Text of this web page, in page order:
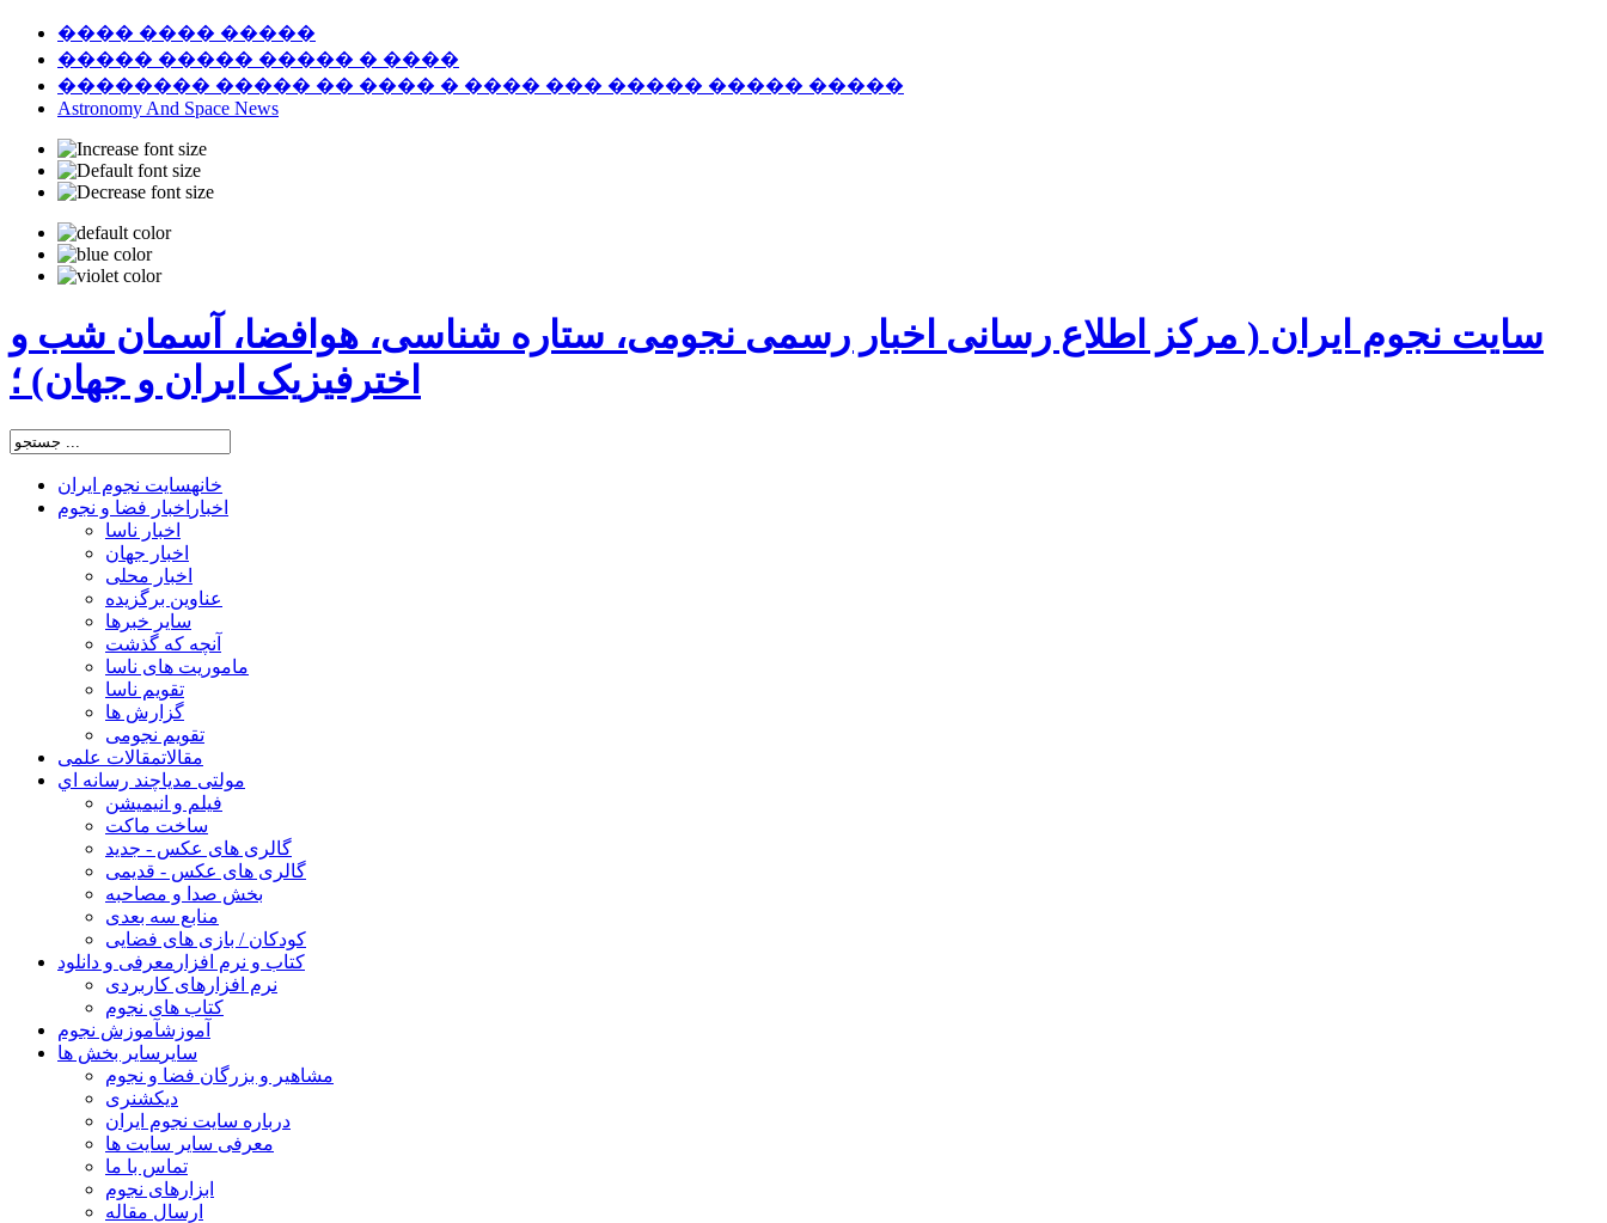
���� ���� �����
����� ����� ����� � ����
�������� ����� �� ���� � ���� ��� ����� ����� �����
Astronomy And Space News
سایت نجوم ایران ( مرکز اطلاع رسانی اخبار رسمی نجومی، ستاره شناسی، هوافضا، آسمان شب و
اخترفیزیک ایران و جهان) ؛
خانهسایت نجوم ایران
اخبار اخبار فضا و نجوم
اخبار ناسا
اخبار جهان
اخبار محلی
عناوین برگزیده
سایر خبرها
آنچه که گذشت
ماموریت های ناسا
تقویم ناسا
گزارش ها
تقویم نجومی
مقالاتمقالات علمی
مولتی مدیاچند رسانه اي
فیلم و انیمیشن
ساخت ماکت
گالری های عکس - جدید
گالری های عکس - قدیمی
بخش صدا و مصاحبه
منابع سه بعدی
کودکان / بازی های فضایی
کتاب و نرم افزار معرفی و دانلود
نرم افزارهای کاربردی
کتاب های نجوم
آموزشآموزش نجوم
سایر سایر بخش ها
مشاهیر و بزرگان فضا و نجوم
دیکشنری
درباره سایت نجوم ایران
معرفی سایر سایت ها
تماس با ما
ابزارهای نجوم
ارسال مقاله